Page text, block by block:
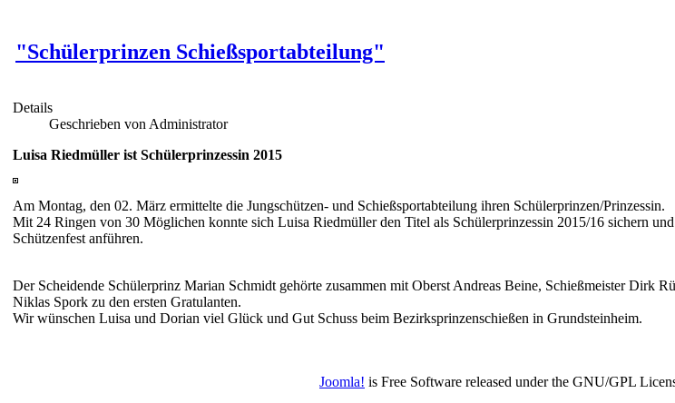
"Schülerprinzen Schießsportabteilung"
Details
Geschrieben von Administrator
Luisa Riedmüller ist Schülerprinzessin 2015
Am Montag, den 02. März ermittelte die Jungschützen- und Schießsportabteilung ihren Schülerprinzen/Prinzessin.
Mit 24 Ringen von 30 Möglichen konnte sich Luisa Riedmüller den Titel als Schülerprinzessin 2015/16 sichern
Schützenfest anführen.
Der Scheidende Schülerprinz Marian Schmidt gehörte zusammen mit Oberst Andreas Beine, Schießmeister Dirk
Niklas Spork zu den ersten Gratulanten.
Wir wünschen Luisa und Dorian viel Glück und Gut Schuss beim Bezirksprinzenschießen in Grundsteinheim.
Joomla! is Free Software released under the GNU/GPL